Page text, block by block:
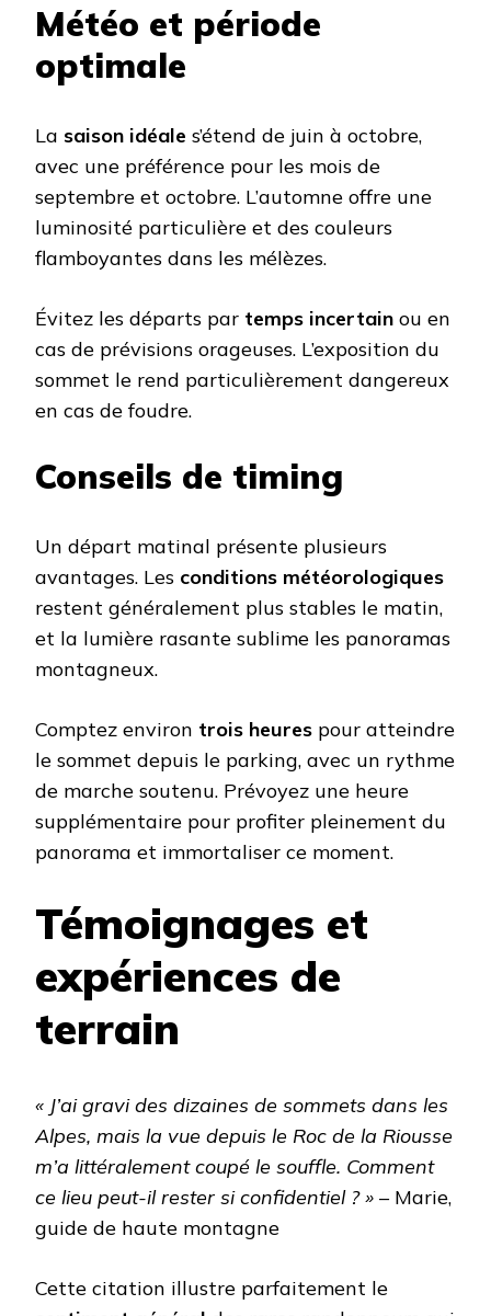
Météo et période
optimale
La saison idéale s’étend de juin à octobre,
avec une préférence pour les mois de
septembre et octobre. L’automne offre une
luminosité particulière et des couleurs
flamboyantes dans les mélèzes.
Évitez les départs par temps incertain ou en
cas de prévisions orageuses. L’exposition du
sommet le rend particulièrement dangereux
en cas de foudre.
Conseils de timing
Un départ matinal présente plusieurs
avantages. Les conditions météorologiques
restent généralement plus stables le matin,
et la lumière rasante sublime les panoramas
montagneux.
Comptez environ trois heures pour atteindre
le sommet depuis le parking, avec un rythme
de marche soutenu. Prévoyez une heure
supplémentaire pour profiter pleinement du
panorama et immortaliser ce moment.
Témoignages et
expériences de
terrain
« J’ai gravi des dizaines de sommets dans les
Alpes, mais la vue depuis le Roc de la Riousse
m’a littéralement coupé le souffle. Comment
ce lieu peut-il rester si confidentiel ? » – Marie,
guide de haute montagne
Cette citation illustre parfaitement le